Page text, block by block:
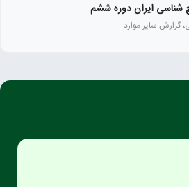
شناسی ایران دوره ششم
گزارش سایر موارد